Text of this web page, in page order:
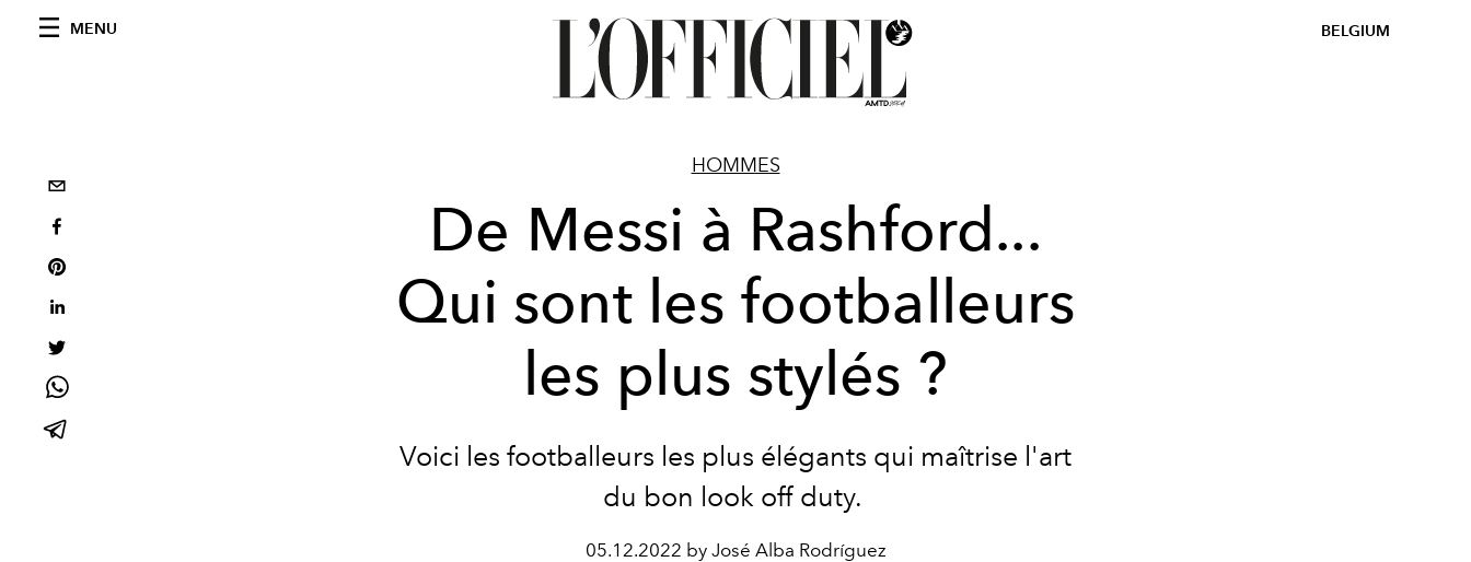
MENU BELGIUM
HOMMES
De Messi à Rashford...
Qui sont les footballeurs
les plus stylés ?
Voici les footballeurs les plus élégants qui maîtrise l'art
du bon look off duty.
05.12.2022 by José Alba Rodríguez